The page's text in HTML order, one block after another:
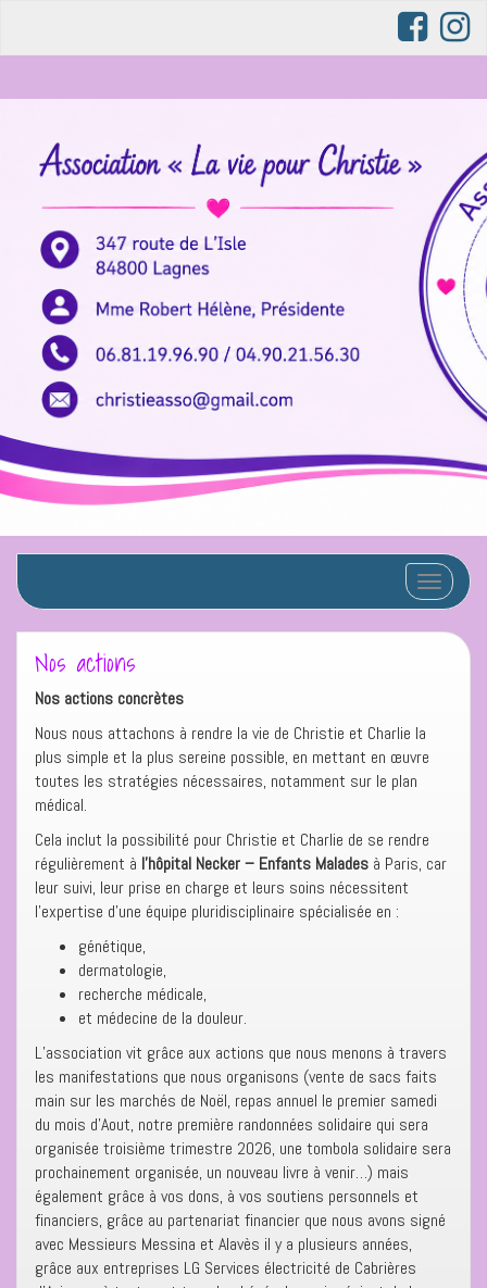
Afficher/
Nos actions
Nos actions concrètes
Nous nous attachons à rendre la vie de Christie et Charlie la
plus simple et la plus sereine possible, en mettant en œuvre
toutes les stratégies nécessaires, notamment sur le plan
médical.
Cela inclut la possibilité pour Christie et Charlie de se rendre
régulièrement à l’hôpital Necker – Enfants Malades à Paris, car
leur suivi, leur prise en charge et leurs soins nécessitent
l’expertise d’une équipe pluridisciplinaire spécialisée en :
génétique,
dermatologie,
recherche médicale,
et médecine de la douleur.
L’association vit grâce aux actions que nous menons à travers
les manifestations que nous organisons (vente de sacs faits
main sur les marchés de Noël, repas annuel le premier samedi
du mois d’Aout, notre première randonnées solidaire qui sera
organisée troisième trimestre 2026, une tombola solidaire sera
prochainement organisée, un nouveau livre à venir…) mais
également grâce à vos dons, à vos soutiens personnels et
financiers, grâce au partenariat financier que nous avons signé
avec Messieurs Messina et Alavès il y a plusieurs années,
grâce aux entreprises LG Services électricité de Cabrières